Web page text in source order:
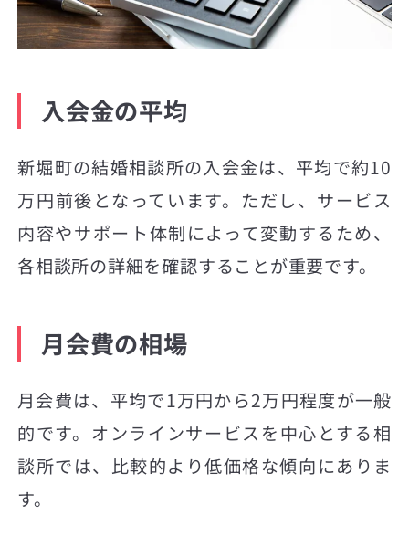
入会金の平均
新堀町の結婚相談所の入会金は、平均で約10
万円前後となっています。ただし、サービス
内容やサポート体制によって変動するため、
各相談所の詳細を確認することが重要です。
月会費の相場
月会費は、平均で1万円から2万円程度が一般
的です。オンラインサービスを中心とする相
談所では、比較的より低価格な傾向にありま
す。